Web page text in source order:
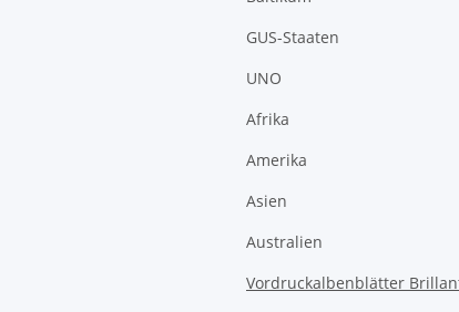
GUS-Staaten
UNO
Afrika
Amerika
Asien
Australien
Vordruckalbenblätter